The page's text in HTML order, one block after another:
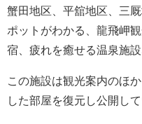
蟹田地区、平舘地区、三
ポットがわかる、龍飛岬
宿、疲れを癒せる温泉施
この施設は観光案内のほ
した部屋を復元し公開して